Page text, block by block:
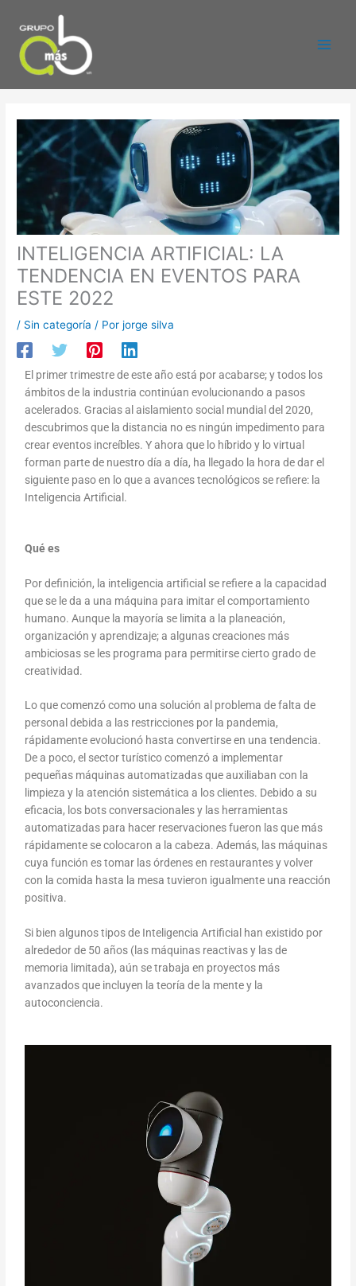
contenido
INTELIGENCIA ARTIFICIAL: LA
TENDENCIA EN EVENTOS PARA
ESTE 2022
/ Sin categoría / Porjorge silva
El primer trimestre de este año está por acabarse; y todos los
ámbitos de la industria continúan evolucionando a pasos
acelerados. Gracias al aislamiento social mundial del 2020,
descubrimos que la distancia no es ningún impedimento para
crear eventos increíbles. Y ahora que lo híbrido y lo virtual
forman parte de nuestro día a día, ha llegado la hora de dar el
siguiente paso en lo que a avances tecnológicos se refiere: la
Inteligencia Artificial.
Qué es
Por definición, la inteligencia artificial se refiere a la capacidad
que se le da a una máquina para imitar el comportamiento
humano. Aunque la mayoría se limita a la planeación,
organización y aprendizaje; a algunas creaciones más
ambiciosas se les programa para permitirse cierto grado de
creatividad.
Lo que comenzó como una solución al problema de falta de
personal debida a las restricciones por la pandemia,
rápidamente evolucionó hasta convertirse en una tendencia.
De a poco, el sector turístico comenzó a implementar
pequeñas máquinas automatizadas que auxiliaban con la
limpieza y la atención sistemática a los clientes. Debido a su
eficacia, los bots conversacionales y las herramientas
automatizadas para hacer reservaciones fueron las que más
rápidamente se colocaron a la cabeza. Además, las máquinas
cuya función es tomar las órdenes en restaurantes y volver
con la comida hasta la mesa tuvieron igualmente una reacción
positiva.
Si bien algunos tipos de Inteligencia Artificial han existido por
alrededor de 50 años (las máquinas reactivas y las de
memoria limitada), aún se trabaja en proyectos más
avanzados que incluyen la teoría de la mente y la
autoconciencia.